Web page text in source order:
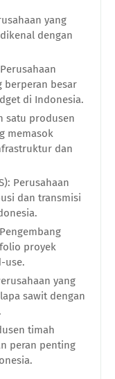
yang
dengan
besar
di Indonesia.
satu produsen
memasok
dan
Perusahaan
dan transmisi
proyek
use.
yang
sawit dengan
timah
peran penting